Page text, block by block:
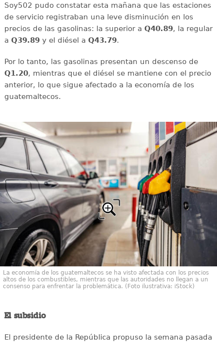
Soy502 pudo constatar esta mañana que las estaciones
de servicio registraban una leve disminución en los
precios de las gasolinas: la superior a Q40.89, la regular
a Q39.89y el diésel a Q43.79.
Por lo tanto, las gasolinas presentan un descenso de
Q1.20, mientras que el diésel se mantiene con el precio
anterior, lo que sigue afectado a la economía de los
guatemaltecos.
La economía de los guatemaltecos se ha visto afectada con los precios
altos de los combustibles, mientras que las autoridades no llegan a un
consenso para enfrentar la problemática. (Foto ilustrativa: iStock)
El subsidio
El presidente de la República propuso la semana pasada